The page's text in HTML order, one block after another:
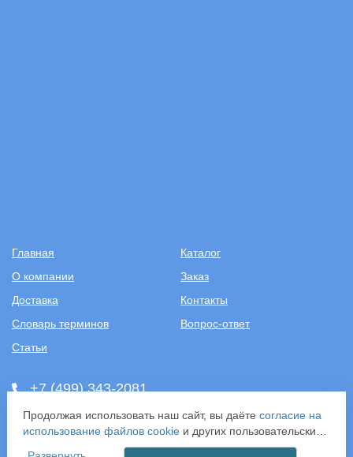
Главная
Каталог
О компании
Заказ
Доставка
Контакты
Словарь терминов
Вопрос-ответ
Статьи
+7 (499) 343-2081
ООО «САНТЕХПОСТАВКА»
ИНН: 7731286301
ОГРН: 1157746583092
Продолжая использовать наш сайт, вы даёте согласие на
использование файлов cookieи других пользовательских
данных (включая IP-адрес, сведения о местоположении,